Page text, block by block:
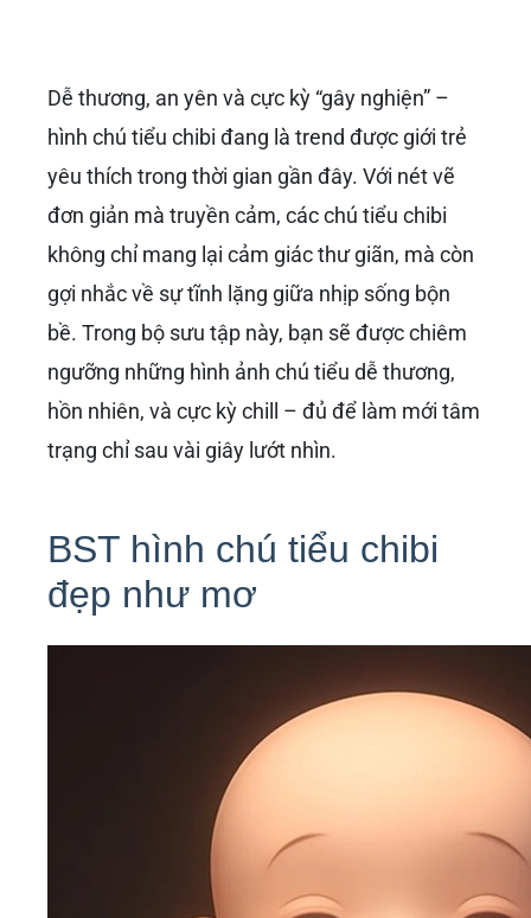
Dễ thương, an yên và cực kỳ “gây nghiện” –
hình chú tiểu chibi đang là trend được giới trẻ
yêu thích trong thời gian gần đây. Với nét vẽ
đơn giản mà truyền cảm, các chú tiểu chibi
không chỉ mang lại cảm giác thư giãn, mà còn
gợi nhắc về sự tĩnh lặng giữa nhịp sống bộn
bề. Trong bộ sưu tập này, bạn sẽ được chiêm
ngưỡng những hình ảnh chú tiểu dễ thương,
hồn nhiên, và cực kỳ chill – đủ để làm mới tâm
trạng chỉ sau vài giây lướt nhìn.
BST hình chú tiểu chibi
đẹp như mơ